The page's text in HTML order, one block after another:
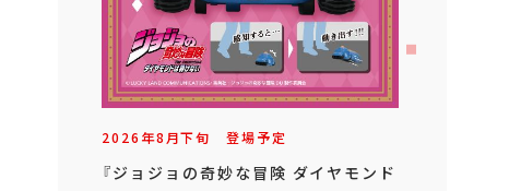
2026年8月下旬 登場予定
『ジョジョの奇妙な冒険 ダイヤモンド